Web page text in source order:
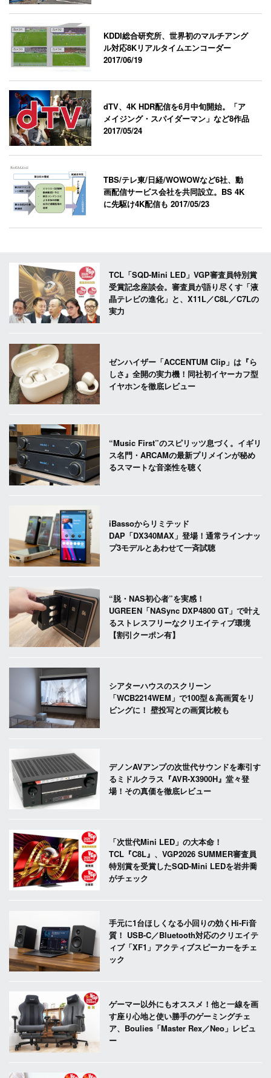
KDDI総合研究所、世界初のマルチアング
ル対応8Kリアルタイムエンコーダー
2017/06/19
dTV、4K HDR配信を6月中旬開始。「ア
メイジング・スパイダーマン」など8作品
2017/05/24
TBS/テレ東/日経/WOWOWなど6社、動
画配信サービス会社を共同設立。BS 4K
に先駆け4K配信も2017/05/23
TCL「SQD-Mini LED」VGP審査員特別賞
受賞記念座談会。審査員が語り尽くす「液
晶テレビの進化」と、X11L／C8L／C7Lの
実力
ゼンハイザー「ACCENTUM Clip」は『ら
しさ』全開の実力機！同社初イヤーカフ型
イヤホンを徹底レビュー
“Music First”のスピリッツ息づく。イギリ
ス名門・ARCAMの最新プリメインが秘め
るスマートな音楽性を聴く
iBassoからリミテッド
DAP「DX340MAX」登場！通常ラインナッ
プ3モデルとあわせて一斉試聴
“脱・NAS初心者”を実感！
UGREEN「NASync DXP4800 GT」で叶え
るストレスフリーなクリエイティブ環境
【割引クーポン有】
シアターハウスのスクリーン
「WCB2214WEM」で100型＆高画質をリ
ビングに！ 壁投写との画質比較も
デノンAVアンプの次世代サウンドを牽引す
るミドルクラス『AVR-X3900H』堂々登
場！その真価を徹底レビュー
「次世代Mini LED」の大本命！
TCL『C8L』、VGP2026 SUMMER審査員
特別賞を受賞したSQD-Mini LEDを岩井喬
がチェック
手元に1台ほしくなる小回りの効くHi-Fi音
質！ USB-C／Bluetooth対応のクリエイテ
ィブ「XF1」アクティブスピーカーをチェ
ック
ゲーマー以外にもオススメ！他と一線を画
す座り心地と使い勝手のゲーミングチェ
ア、Boulies「Master Rex／Neo」レビュ
ー